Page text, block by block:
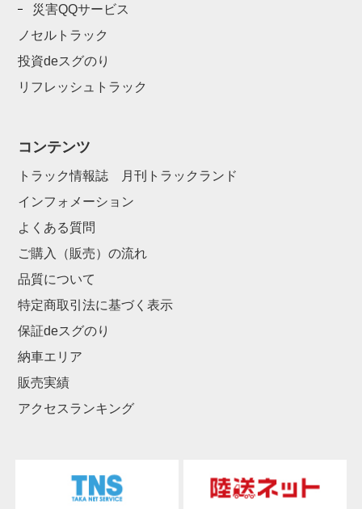
災害QQサービス
ノセルトラック
投資deスグのり
リフレッシュトラック
コンテンツ
トラック情報誌 月刊トラックランド
インフォメーション
よくある質問
ご購入（販売）の流れ
品質について
特定商取引法に基づく表示
保証deスグのり
納車エリア
販売実績
アクセスランキング